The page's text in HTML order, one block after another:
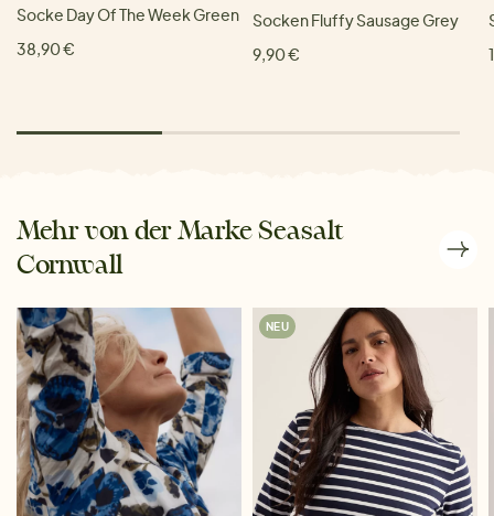
Socke Day Of The Week Green
38,90 €
Socken Fluffy Sausage Grey
9,90 €
Mehr von der Marke Seasalt
Cornwall
NEU